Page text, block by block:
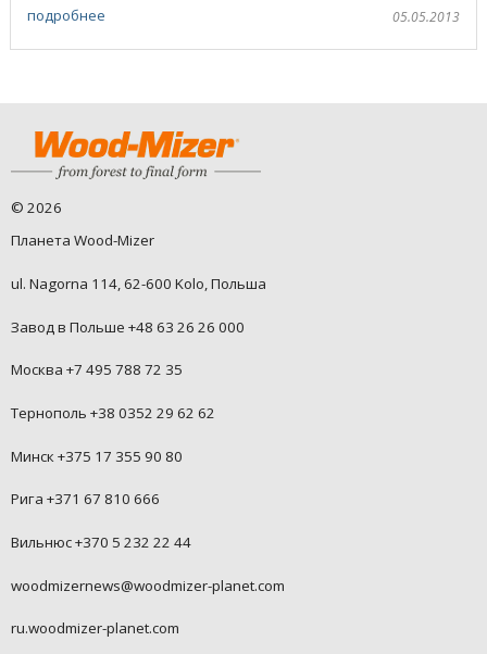
подробнее 05.05.2013
© 2026
Планета Wood-Mizer
ul. Nagorna 114, 62-600 Kolo, Польша
Завод в Польше +48 63 26 26 000
Москва +7 495 788 72 35
Тернополь +38 0352 29 62 62
Минск +375 17 355 90 80
Рига +371 67 810 666
Вильнюс +370 5 232 22 44
woodmizernews@woodmizer-planet.com
ru.woodmizer-planet.com